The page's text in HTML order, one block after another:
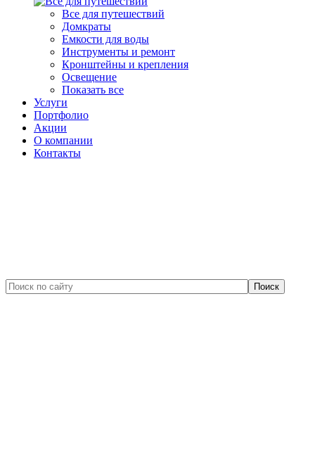
Все для путешествий
Домкраты
Емкости для воды
Инструменты и ремонт
Кронштейны и крепления
Освещение
Показать все
Услуги
Портфолио
Акции
О компании
Контакты